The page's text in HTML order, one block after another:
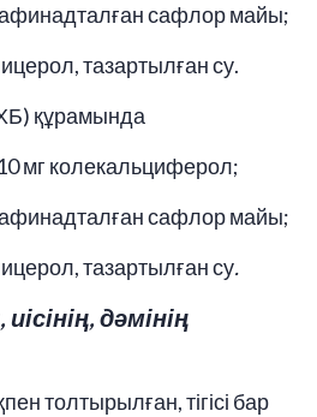
сафлор майы;
тазартылған су.
құрамында
мг колекальциферол;
сафлор майы;
тазартылған су.
дәмінің
толтырылған, тігісі бар